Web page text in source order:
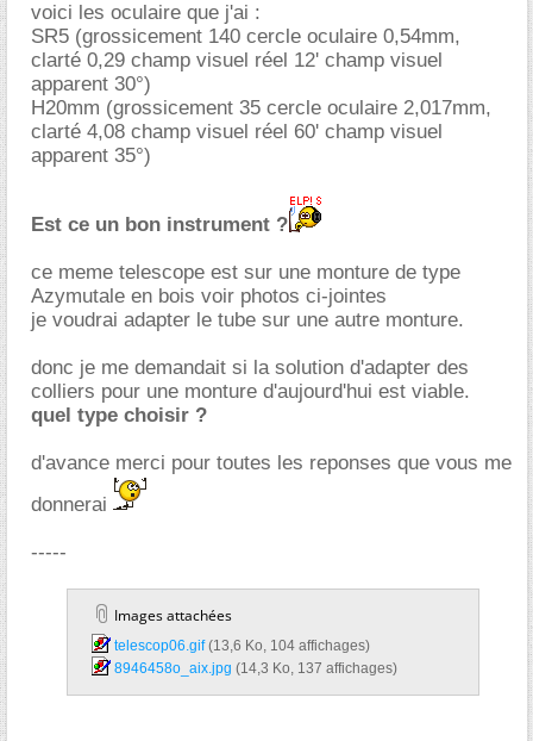
voici les oculaire que j'ai :
SR5 (grossicement 140 cercle oculaire 0,54mm,
clarté 0,29 champ visuel réel 12' champ visuel
apparent 30°)
H20mm (grossicement 35 cercle oculaire 2,017mm,
clarté 4,08 champ visuel réel 60' champ visuel
apparent 35°)
Est ce un bon instrument ?
ce meme telescope est sur une monture de type
Azymutale en bois voir photos ci-jointes
je voudrai adapter le tube sur une autre monture.
donc je me demandait si la solution d'adapter des
colliers pour une monture d'aujourd'hui est viable.
quel type choisir ?
d'avance merci pour toutes les reponses que vous me
donnerai
-----
Images attachées
telescop06.gif‎ (13,6 Ko, 104 affichages)
8946458o_aix.jpg‎ (14,3 Ko, 137 affichages)